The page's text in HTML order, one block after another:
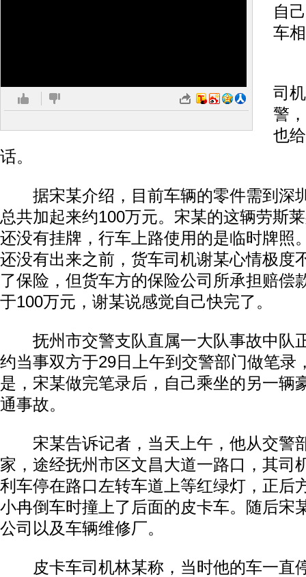
自
车
司
警
也
话。
据宋某介绍，目前车辆的零件需到深
总共加起来约100万元。宋某的这辆劳斯
还没有挂牌，行车上路使用的是临时牌照
还没有出来之前，货车司机谢某心情极度
了保险，但货车方的保险公司所承担赔偿
于100万元，谢某说感觉自己快完了。
抚州市交警支队直属一大队事故中队
约当事双方于29日上午到交警部门做笔录
是，宋某做完笔录后，自己乘坐的另一辆
通事故。
宋某告诉记者，当天上午，他从交警
家，途经抚州市区文昌大道一路口，其司
利车停在路口左转车道上等红绿灯，正后
小冉倒车时撞上了后面的皮卡车。随后宋
公司以及车辆维修厂。
皮卡车司机林某称，当时他的车一直